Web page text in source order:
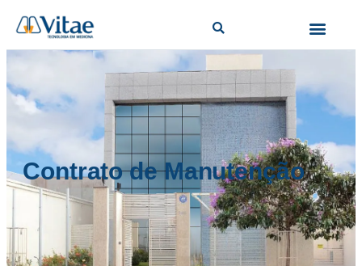
Contrato de Manutenção